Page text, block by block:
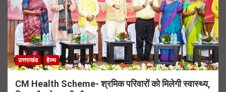
उत्तराखंड हेल्थ
CM Health Scheme- श्रमिक परिवारों को मिलेगी स्वास्थ्य,